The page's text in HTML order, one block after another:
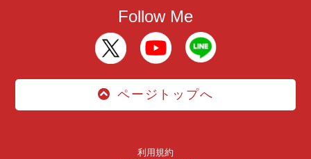
Follow Me
ページトップへ
利用規約